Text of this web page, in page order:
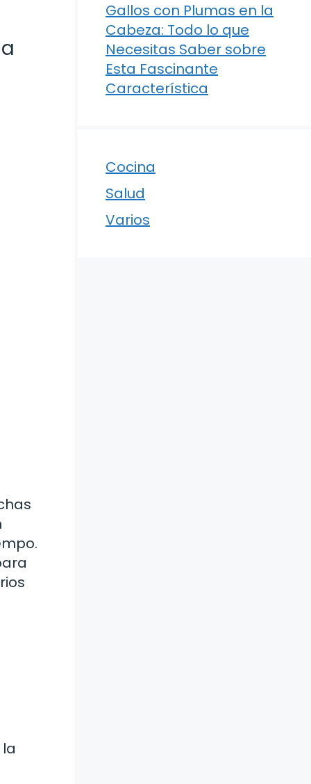
Gallos con Plumas en la
Cabeza: Todo lo que
Necesitas Saber sobre
Esta Fascinante
Característica
Cocina
Salud
Varios